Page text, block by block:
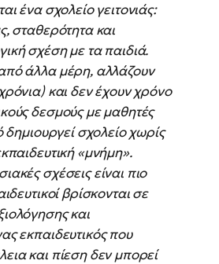
ένα σχολείο γειτονιάς:
σταθερότητα και
σχέση με τα παιδιά.
άλλα μέρη, αλλάζουν
και δεν έχουν χρόνο
δεσμούς με μαθητές
δημιουργεί σχολείο χωρίς
«μνήμη».
σχέσεις είναι πιο
βρίσκονται σε
και
εκπαιδευτικός που
και πίεση δεν μπορεί